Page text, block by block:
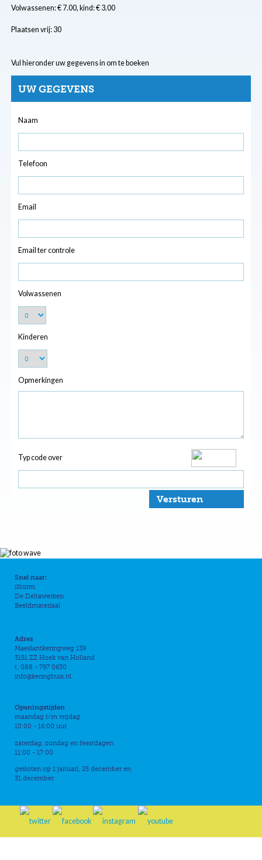
Volwassenen: € 7.00, kind: € 3.00
Plaatsen vrij: 30
Vul hieronder uw gegevens in om te boeken
UW GEGEVENS
Naam
Telefoon
Email
Email ter controle
Volwassenen
Kinderen
Opmerkingen
Typ code over
Versturen
Snel naar:
iStorm
De Deltawerken
Beeldmateriaal
Adres
Maeslantkeringweg 139
3151 ZZ Hoek van Holland
t. 088 - 797 0630
info@keringhuis.nl
Openingstijden
maandag t/m vrijdag
10:00 - 16:00 uur
zaterdag, zondag en feestdagen
11:00 - 17:00
gesloten op 1 januari, 25 december en
31 december